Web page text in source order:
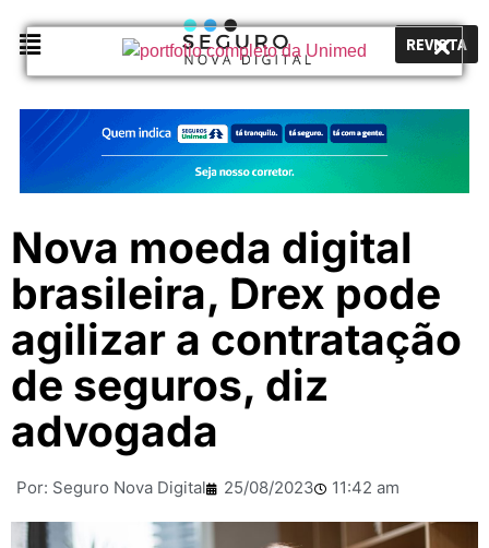
REVISTA
Nova moeda digital
brasileira, Drex pode
agilizar a contratação
de seguros, diz
advogada
Por: Seguro Nova Digital 25/08/2023 11:42 am